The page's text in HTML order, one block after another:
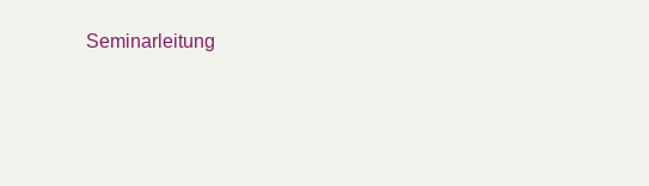
Seminarleitung